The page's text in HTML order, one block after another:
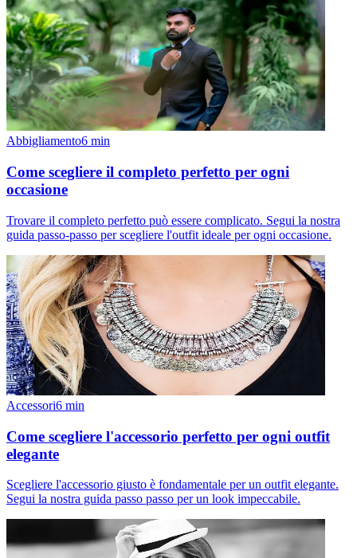
Abbigliamento6 min
Come scegliere il completo perfetto per ogni
occasione
Trovare il completo perfetto può essere complicato. Segui la nostra
guida passo-passo per scegliere l'outfit ideale per ogni occasione.
Accessori6 min
Come scegliere l'accessorio perfetto per ogni outfit
elegante
Scegliere l'accessorio giusto è fondamentale per un outfit elegante.
Segui la nostra guida passo passo per un look impeccabile.